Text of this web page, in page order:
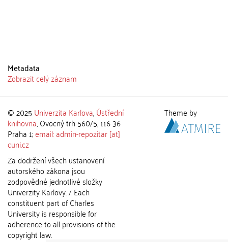
Metadata
Zobrazit celý záznam
© 2025 Univerzita Karlova,Ústřední
knihovna, Ovocný trh 560/5, 116 36
Praha 1;email: admin-repozitar [at]
cuni.cz
Za dodržení všech ustanovení
autorského zákona jsou
zodpovědné jednotlivé složky
Univerzity Karlovy. / Each
constituent part of Charles
University is responsible for
adherence to all provisions of the
copyright law.
Theme by